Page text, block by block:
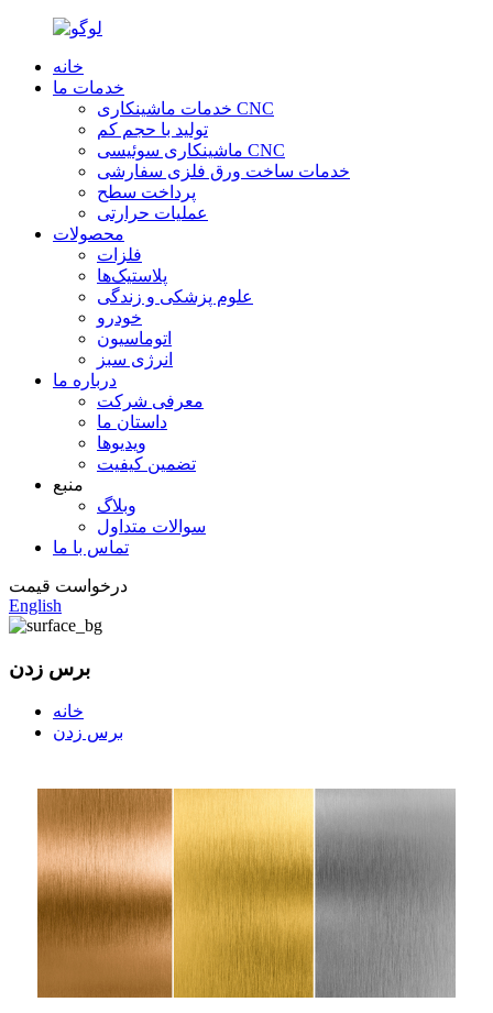
خانه
خدمات ما
خدمات ماشینکاری CNC
تولید با حجم کم
ماشینکاری سوئیسی CNC
خدمات ساخت ورق فلزی سفارشی
پرداخت سطح
عملیات حرارتی
محصولات
فلزات
پلاستیک‌ها
علوم پزشکی و زندگی
خودرو
اتوماسیون
انرژی سبز
درباره ما
معرفی شرکت
داستان ما
ویدیوها
تضمین کیفیت
منبع
وبلاگ
سوالات متداول
تماس با ما
درخواست قیمت
English
برس زدن
خانه
برس زدن